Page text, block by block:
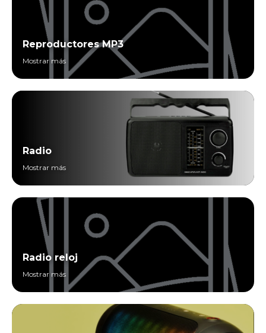
Reproductores MP3
Mostrar más
Radio
Mostrar más
Radio reloj
Mostrar más